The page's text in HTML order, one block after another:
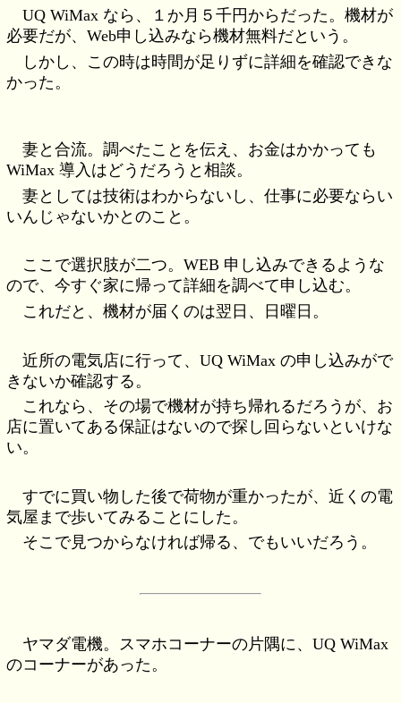
UQ WiMax なら、１か月５千円からだった。機材が
必要だが、Web申し込みなら機材無料だという。
しかし、この時は時間が足りずに詳細を確認できな
かった。
妻と合流。調べたことを伝え、お金はかかっても
WiMax 導入はどうだろうと相談。
妻としては技術はわからないし、仕事に必要ならい
いんじゃないかとのこと。
ここで選択肢が二つ。WEB 申し込みできるような
ので、今すぐ家に帰って詳細を調べて申し込む。
これだと、機材が届くのは翌日、日曜日。
近所の電気店に行って、UQ WiMax の申し込みがで
きないか確認する。
これなら、その場で機材が持ち帰れるだろうが、お
店に置いてある保証はないので探し回らないといけな
い。
すでに買い物した後で荷物が重かったが、近くの電
気屋まで歩いてみることにした。
そこで見つからなければ帰る、でもいいだろう。
ヤマダ電機。スマホコーナーの片隅に、UQ WiMax
のコーナーがあった。